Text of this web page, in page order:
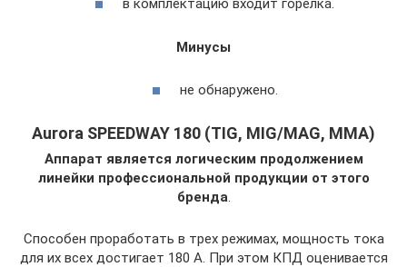
в комплектацию входит горелка.
Минусы
не обнаружено.
Aurora SPEEDWAY 180 (TIG, MIG/MAG, MMA)
Аппарат является логическим продолжением
линейки профессиональной продукции от этого
бренда.
Способен проработать в трех режимах, мощность тока
для их всех достигает 180 А. При этом КПД оценивается